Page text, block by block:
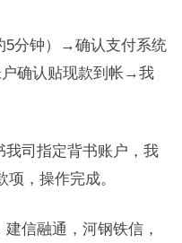
5分钟）→确认支付系统
确认贴现款到帐→我
我司指定背书账户，我
，操作完成。
信融通，河钢铁信，